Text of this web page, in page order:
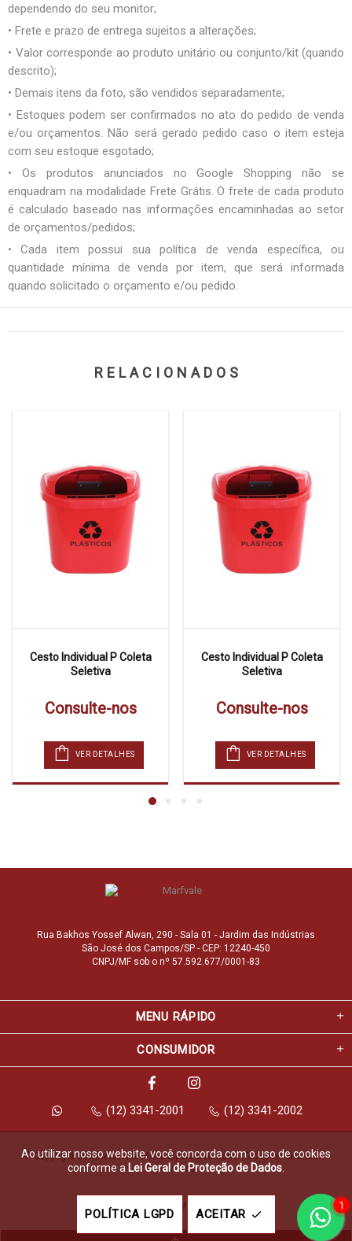
dependendo do seu monitor;
• Frete e prazo de entrega sujeitos a alterações;
• Valor corresponde ao produto unitário ou conjunto/kit (quando
descrito);
• Demais itens da foto, são vendidos separadamente;
• Estoques podem ser confirmados no ato do pedido de venda
e/ou orçamentos. Não será gerado pedido caso o item esteja
com seu estoque esgotado;
• Os produtos anunciados no Google Shopping não se
enquadram na modalidade Frete Grátis. O frete de cada produto
é calculado baseado nas informações encaminhadas ao setor
de orçamentos/pedidos;
• Cada item possui sua política de venda específica, ou
quantidade mínima de venda por item, que será informada
quando solicitado o orçamento e/ou pedido.
RELACIONADOS
Cesto Individual P Coleta
Seletiva
Consulte-nos
VER DETALHES
Cesto Individual P Coleta
Seletiva
Consulte-nos
VER DETALHES
Rua Bakhos Yossef Alwan, 290 - Sala 01 - Jardim das Indústrias
São José dos Campos/SP - CEP: 12240-450
CNPJ/MF sob o nº 57.592.677/0001-83
MENU RÁPIDO
CONSUMIDOR
(12) 3341-2001 (12) 3341-2002
© Copyright 2026 Marfvale Móveis para Escritório. Todos os direitos
reservados.
Feito com
Ao utilizar nosso website, você concorda com o uso de cookies
conforme a Lei Geral de Proteção de Dados
POLÍTICA LGPD ACEITAR
1